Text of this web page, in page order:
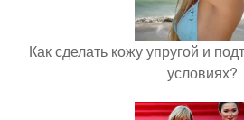
Как сделать кожу упругой и
условиях?